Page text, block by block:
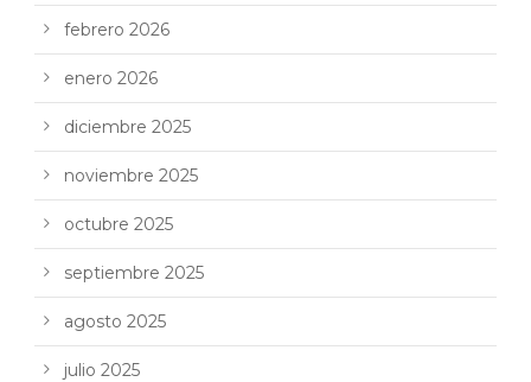
febrero 2026
enero 2026
diciembre 2025
noviembre 2025
octubre 2025
septiembre 2025
agosto 2025
julio 2025